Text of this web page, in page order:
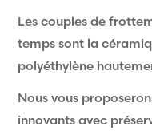
Les couples de
temps sont la
polyéthylène
Nous vous
innovants avec